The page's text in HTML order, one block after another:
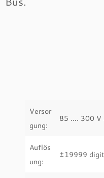
Versor
gung:
85 …. 300 V
Auflös
ung:
±19999 digit